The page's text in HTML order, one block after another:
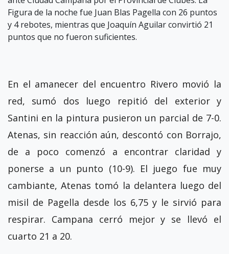
Figura de la noche fue Juan Blas Pagella con 26 puntos
y 4 rebotes, mientras que Joaquín Aguilar convirtió 21
puntos que no fueron suficientes.
En el amanecer del encuentro Rivero movió la
red, sumó dos luego repitió del exterior y
Santini en la pintura pusieron un parcial de 7-0.
Atenas, sin reacción aún, descontó con Borrajo,
de a poco comenzó a encontrar claridad y
ponerse a un punto (10-9). El juego fue muy
cambiante, Atenas tomó la delantera luego del
misil de Pagella desde los 6,75 y le sirvió para
respirar. Campana cerró mejor y se llevó el
cuarto 21 a 20.